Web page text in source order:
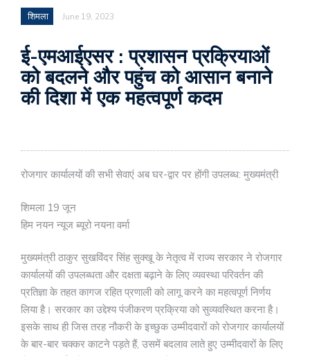
शिमला June 19, 2023
ई-एमआईएसर : प्रशासन प्रक्रियाओं
को बदलने और पहुंच को आसान बनाने
की दिशा में एक महत्वपूर्ण कदम
रोजगार कार्यालयों की सभी सेवाएं अब घर-द्वार पर होंगी उपलब्ध: मुख्यमंत्री
शिमला 19 जून
हिम नयन न्यूज ब्यूरो नयना वर्मा
मुख्यमंत्री ठाकुर सुखविंदर सिंह सुक्खू के नेतृत्व में राज्य सरकार ने रोजगार
कार्यालयों की उपलब्धता और दक्षता बढ़ाने के लिए व्यवस्था परिवर्तन की
प्रतिज्ञा के तहत कागज रहित प्रणाली को लागू करने का महत्वपूर्ण निर्णय
लिया है। सरकार का उद्देश्य पंजीकरण प्रक्रिया को सुव्यवस्थित करना है।
इसके साथ ही जिस तरह नौकरी के इच्छुक उम्मीदवारों को रोजगार कार्यालयों
के बार-बार चक्कर काटने पड़ते हैं, उसमें बदलाव लाते हुए उम्मीदवारों के लिए